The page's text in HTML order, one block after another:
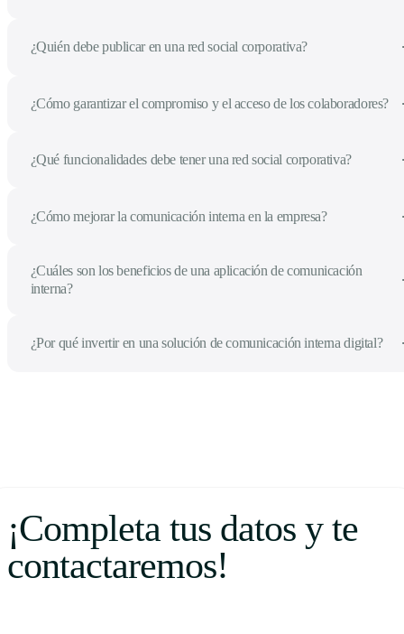
¿Quién debe publicar en una red social corporativa?
¿Cómo garantizar el compromiso y el acceso de los colaboradores?
¿Qué funcionalidades debe tener una red social corporativa?
¿Cómo mejorar la comunicación interna en la empresa?
¿Cuáles son los beneficios de una aplicación de comunicación
interna?
¿Por qué invertir en una solución de comunicación interna digital?
¡Completa tus datos y te
contactaremos!